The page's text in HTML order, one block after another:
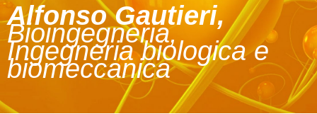
Alfonso Gautieri,
Bioingegneria,
Ingegneria biologica e
biomeccanica